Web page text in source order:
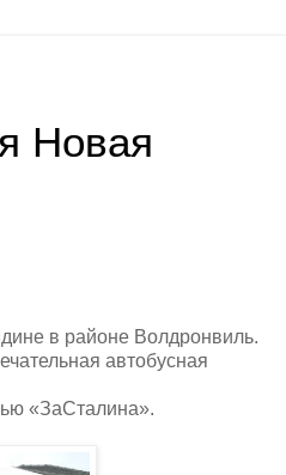
Новая
в районе Волдронвиль.
автобусная
«ЗаСталина».